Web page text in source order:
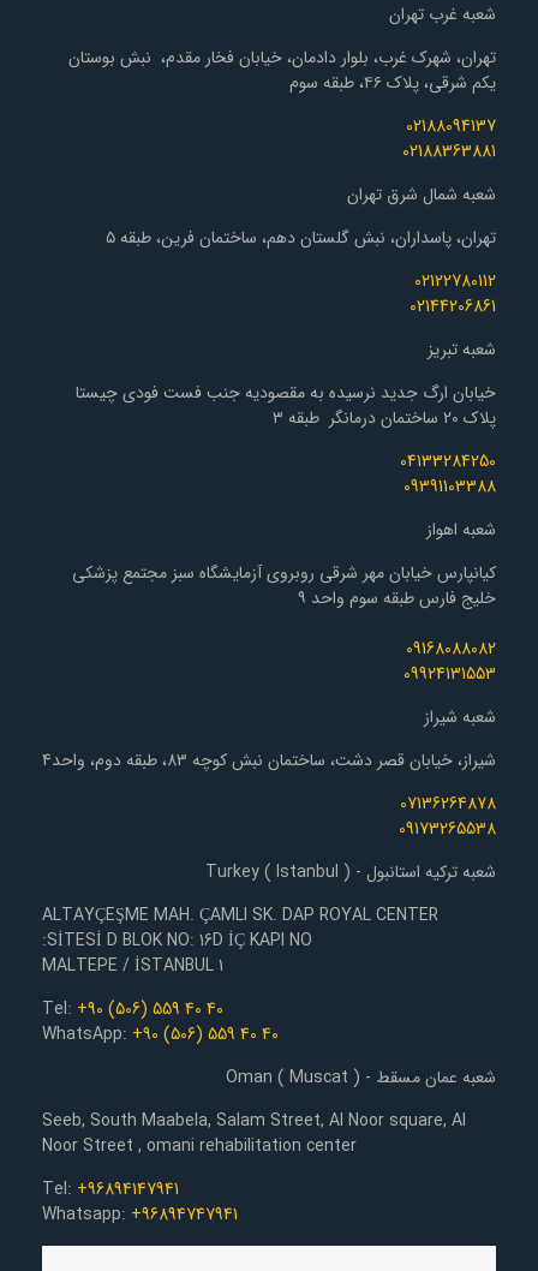
شعبه غرب تهران
تهران، شهرک غرب، بلوار دادمان، خیابان فخار مقدم، نبش بوستان
یکم شرقی، پلاک ۴۶، طبقه سوم
02188094137
02188363881
شعبه شمال شرق تهران
تهران، پاسداران، نبش گلستان دهم، ساختمان فرین، طبقه ۵
02122780112
02144206861
شعبه تبریز
خیابان ارگ جدید نرسیده به مقصودیه جنب فست فودی چیستا
پلاک 20 ساختمان درمانگر طبقه 3
04133284250
09391103388
شعبه اهواز
کیانپارس خیابان مهر شرقی روبروی آزمایشگاه سبز مجتمع پزشکی
خلیج فارس طبقه سوم واحد ۹
09168088082
09924131553
شعبه شیراز
شیراز، خیابان قصر دشت، ساختمان نبش کوچه 83، طبقه دوم، واحد4
07136264878
09173265538
شعبه ترکیه استانبول - Turkey ( Istanbul )
ALTAYÇEŞME MAH. ÇAMLI SK. DAP ROYAL CENTER
SİTESİ D BLOK NO: 16D İÇ KAPI NO:
1 MALTEPE / İSTANBUL
Tel: +90 (506) 559 40 40
WhatsApp: +90 (506) 559 40 40
شعبه عمان مسقط - Oman ( Muscat )
Seeb, South Maabela, Salam Street, Al Noor square, Al
Noor Street , omani rehabilitation center
Tel: +96894147941
Whatsapp: +96894747941